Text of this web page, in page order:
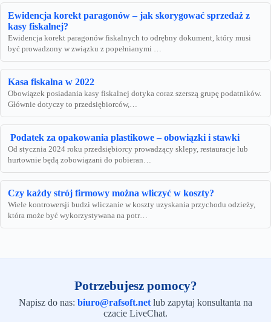
Ewidencja korekt paragonów – jak skorygować sprzedaż z
kasy fiskalnej?
Ewidencja korekt paragonów fiskalnych to odrębny dokument, który musi
być prowadzony w związku z popełnianymi …
Kasa fiskalna w 2022
Obowiązek posiadania kasy fiskalnej dotyka coraz szerszą grupę podatników.
Głównie dotyczy to przedsiębiorców,…
Podatek za opakowania plastikowe – obowiązki i stawki
Od stycznia 2024 roku przedsiębiorcy prowadzący sklepy, restauracje lub
hurtownie będą zobowiązani do pobieran…
Czy każdy strój firmowy można wliczyć w koszty?
Wiele kontrowersji budzi wliczanie w koszty uzyskania przychodu odzieży,
która może być wykorzystywana na potr…
Potrzebujesz pomocy?
Napisz do nas: biuro@rafsoft.net lub zapytaj konsultanta na
czacie LiveChat.